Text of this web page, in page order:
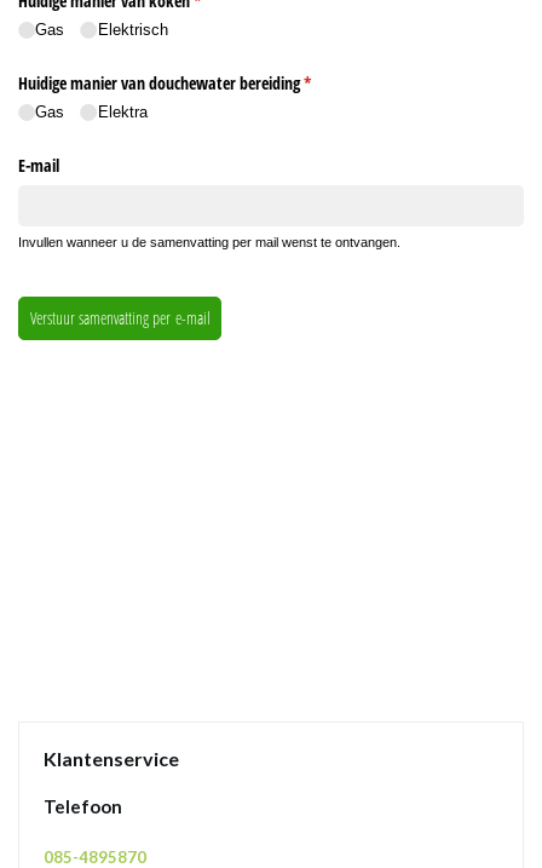
Klantenservice
Telefoon
085-4895870